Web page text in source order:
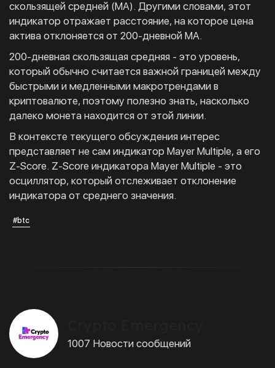
скользящей средней (MA). Другими словами, этот
индикатор отражает расстояние, на которое цена
актива отклоняется от 200-дневной MA.
200-дневная скользящая средняя - это уровень,
который обычно считается важной границей между
быстрыми и медленными макротрендами в
криптовалюте, поэтому полезно знать, насколько
далеко монета находится от этой линии.
В контексте текущего обсуждения интерес
представляет не сам индикатор Mayer Multiple, а его
Z-Score. Z-Score индикатора Mayer Multiple - это
осциллятор, который отслеживает отклонение
индикатора от среднего значения.
#btc
1007 Новости сообщений